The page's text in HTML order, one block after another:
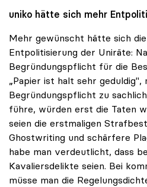
uniko hätte sich mehr
Mehr gewünscht hätte sich
Entpolitisierung der Uniräte:
Begründungspflicht für die
„Papier ist halt sehr geduldig",
Begründungspflicht zu
führe, würden erst die Taten
seien die erstmaligen
Ghostwriting und schärfere
habe man verdeutlicht, dass
Kavaliersdelikte seien. Bei
müsse man die